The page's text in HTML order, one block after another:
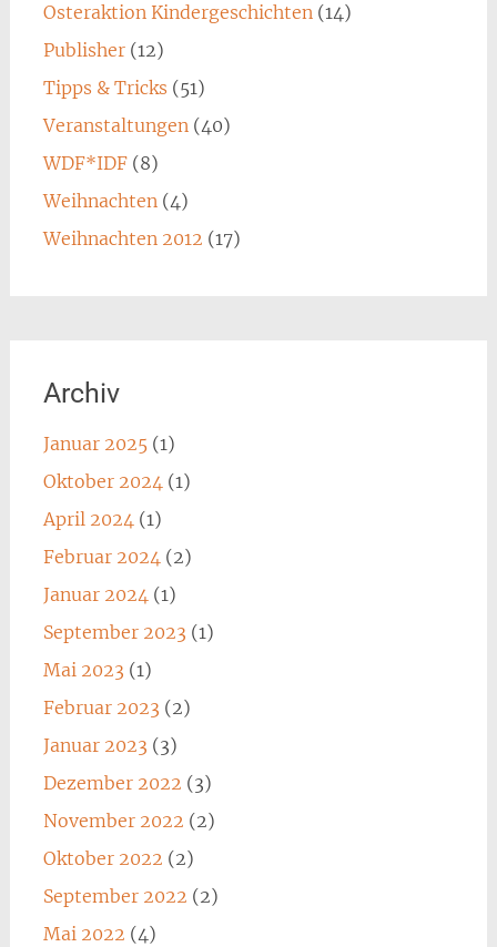
Osteraktion Kindergeschichten(14)
Publisher(12)
Tipps & Tricks (51)
Veranstaltungen(40)
WDF*IDF(8)
Weihnachten(4)
Weihnachten 2012 (17)
Archiv
Januar 2025(1)
Oktober 2024(1)
April 2024(1)
Februar 2024(2)
Januar 2024(1)
September 2023 (1)
Mai 2023 (1)
Februar 2023 (2)
Januar 2023 (3)
Dezember 2022 (3)
November 2022 (2)
Oktober 2022 (2)
September 2022 (2)
Mai 2022 (4)